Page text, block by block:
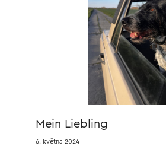
Mein Liebling
6. května 2024